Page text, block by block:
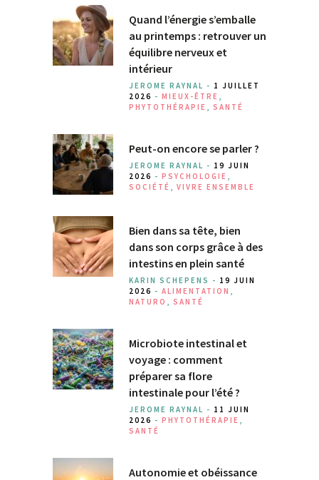
Quand l’énergie s’emballe
au printemps : retrouver un
équilibre nerveux et
intérieur
JEROME RAYNAL - 1 JUILLET
2026 - MIEUX-ÊTRE ,
PHYTOTHÉRAPIE , SANTÉ
Peut-on encore se parler ?
JEROME RAYNAL - 19 JUIN
2026 - PSYCHOLOGIE ,
SOCIÉTÉ , VIVRE ENSEMBLE
Bien dans sa tête, bien
dans son corps grâce à des
intestins en plein santé
KARIN SCHEPENS - 19 JUIN
2026 - ALIMENTATION ,
NATURO , SANTÉ
Microbiote intestinal et
voyage : comment
préparer sa flore
intestinale pour l’été ?
JEROME RAYNAL - 11 JUIN
2026 - PHYTOTHÉRAPIE ,
SANTÉ
Autonomie et obéissance